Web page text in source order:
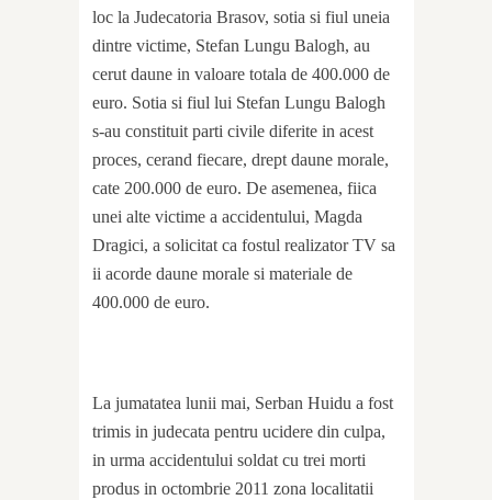
loc la Judecatoria Brasov, sotia si fiul uneia
dintre victime, Stefan Lungu Balogh, au
cerut daune in valoare totala de 400.000 de
euro. Sotia si fiul lui Stefan Lungu Balogh
s-au constituit parti civile diferite in acest
proces, cerand fiecare, drept daune morale,
cate 200.000 de euro. De asemenea, fiica
unei alte victime a accidentului, Magda
Dragici, a solicitat ca fostul realizator TV sa
ii acorde daune morale si materiale de
400.000 de euro.
La jumatatea lunii mai, Serban Huidu a fost
trimis in judecata pentru ucidere din culpa,
in urma accidentului soldat cu trei morti
produs in octombrie 2011 zona localitatii